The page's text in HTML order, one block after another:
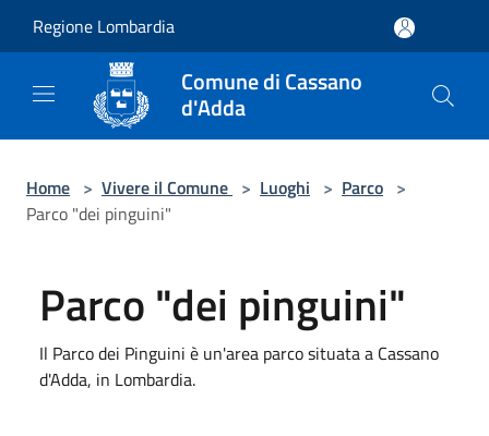
Regione Lombardia
Comune di Cassano
d'Adda
Home > Vivere il Comune > Luoghi > Parco >
Parco "dei pinguini"
Parco "dei pinguini"
Il Parco dei Pinguini è un'area parco situata a Cassano
d'Adda, in Lombardia.